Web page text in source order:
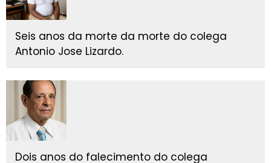
Seis anos da morte da morte do colega
Antonio Jose Lizardo.
Dois anos do falecimento do colega